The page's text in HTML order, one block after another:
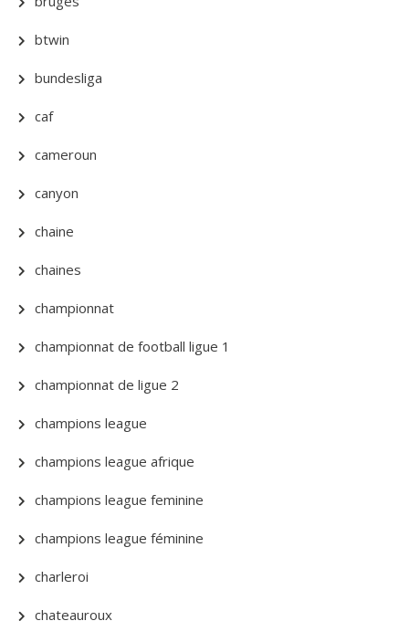
btwin
bundesliga
caf
cameroun
canyon
chaine
chaines
championnat
championnat de football ligue 1
championnat de ligue 2
champions league
champions league afrique
champions league feminine
champions league féminine
charleroi
chateauroux